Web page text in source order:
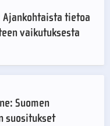
tietoa
vaikutuksesta
Suomen
suositukset